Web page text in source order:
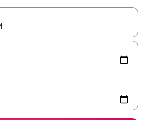
使用上下方向键查看，或通过点击或滑动手势